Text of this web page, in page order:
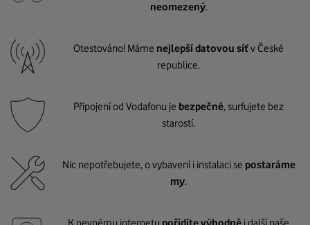
neomezený.
Otestováno! Máme nejlepší datovou síťv České
republice.
Připojení od Vodafonu je bezpečné, surfujete bez
starostí.
Nic nepotřebujete, o vybavení i instalaci se postaráme
my.